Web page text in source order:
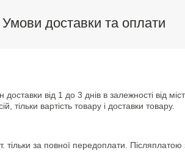
Умови доставки та оплати
від 1 до 3 днів в залежності від
тільки вартість товару і доставки товару.
тільки за повної передоплати.